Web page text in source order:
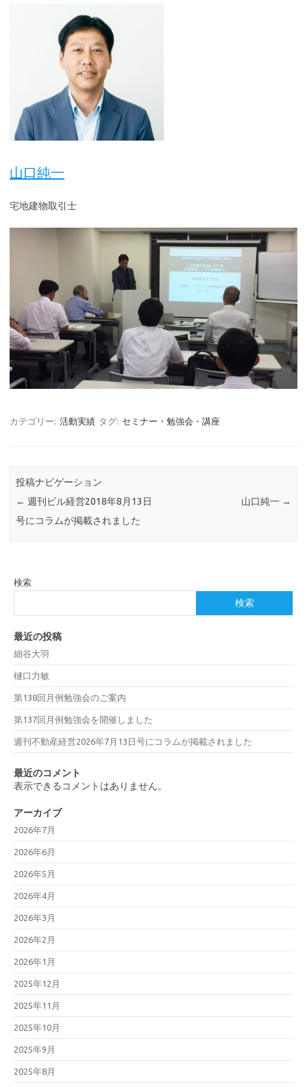
山口純一
宅地建物取引士
カテゴリー: 活動実績 タグ: セミナー・勉強会・講座
投稿ナビゲーション
← 週刊ビル経営2018年8月13日
号にコラムが掲載されました
山口純一 →
検索
検索
最近の投稿
細谷大羽
樋口力敏
第138回月例勉強会のご案内
第137回月例勉強会を開催しました
週刊不動産経営2026年7月13日号にコラムが掲載されました
最近のコメント
表示できるコメントはありません。
アーカイブ
2026年7月
2026年6月
2026年5月
2026年4月
2026年3月
2026年2月
2026年1月
2025年12月
2025年11月
2025年10月
2025年9月
2025年8月